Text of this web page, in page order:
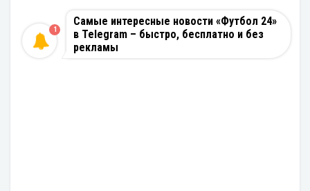
Самые интересные новости «Футбол 24»
в Telegram – быстро, бесплатно и без
рекламы
1